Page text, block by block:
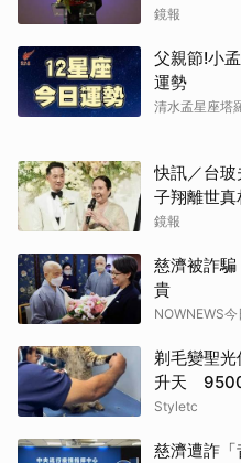
網絡
鏡報
父親節!小
運勢
清水孟星座塔
快訊／台
子翔離世
鏡報
慈濟被詐
貴
NOWNEWS今
剃毛變聖
升天 9500
Styletc
慈濟遭詐